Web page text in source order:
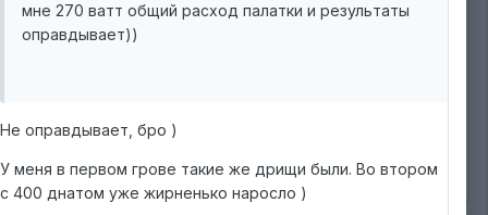
1
ИЗ АЛЬБОМА:
мне 270 ватт общий расход палатки и результаты
оправдывает))
Не оправдывает, бро )
У меня в первом грове такие же дрищи были. Во втором
с 400 днатом уже жирненько наросло )